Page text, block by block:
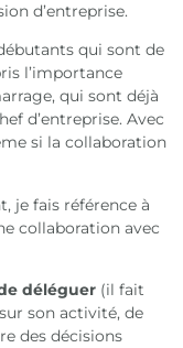
d’entreprise.
qui sont de
l’importance
qui sont déjà
d’entreprise. Avec
si la collaboration
je fais référence à
collaboration avec
déléguer (il fait
son activité, de
des décisions